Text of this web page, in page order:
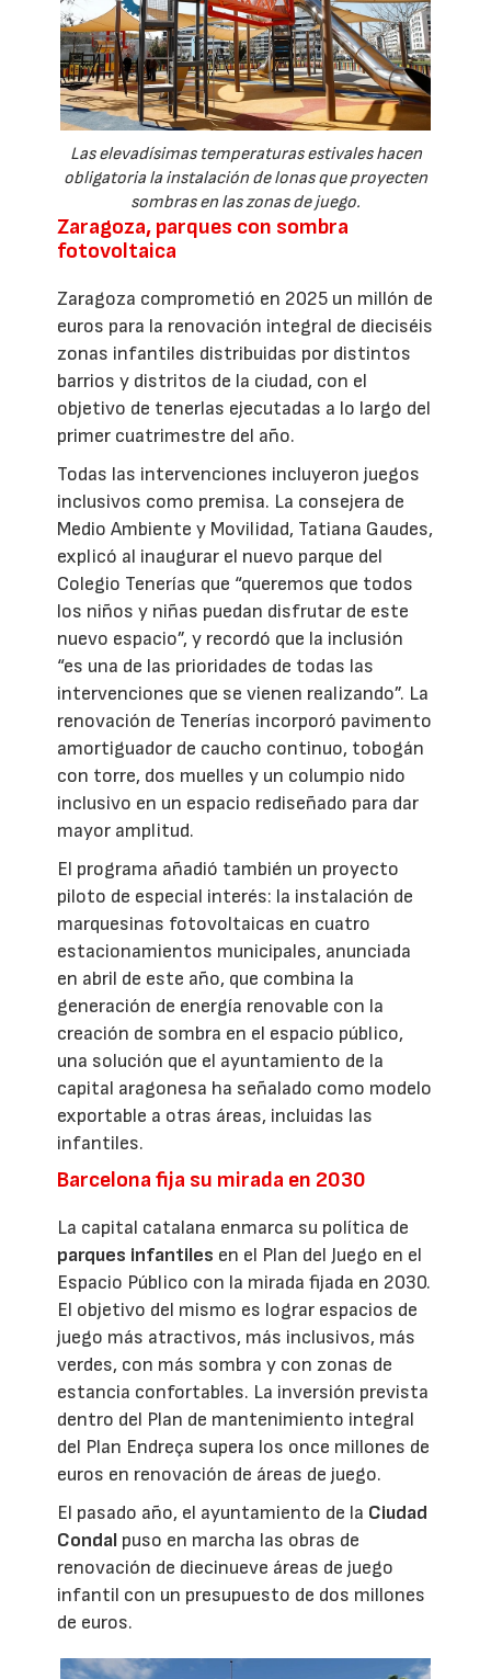
Las elevadísimas temperaturas estivales hacen
obligatoria la instalación de lonas que proyecten
sombras en las zonas de juego.
Zaragoza, parques con sombra
fotovoltaica
Zaragoza comprometió en 2025 un millón de
euros para la renovación integral de dieciséis
zonas infantiles distribuidas por distintos
barrios y distritos de la ciudad, con el
objetivo de tenerlas ejecutadas a lo largo del
primer cuatrimestre del año.
Todas las intervenciones incluyeron juegos
inclusivos como premisa. La consejera de
Medio Ambiente y Movilidad, Tatiana Gaudes,
explicó al inaugurar el nuevo parque del
Colegio Tenerías que “queremos que todos
los niños y niñas puedan disfrutar de este
nuevo espacio”, y recordó que la inclusión
“es una de las prioridades de todas las
intervenciones que se vienen realizando”. La
renovación de Tenerías incorporó pavimento
amortiguador de caucho continuo, tobogán
con torre, dos muelles y un columpio nido
inclusivo en un espacio rediseñado para dar
mayor amplitud.
El programa añadió también un proyecto
piloto de especial interés: la instalación de
marquesinas fotovoltaicas en cuatro
estacionamientos municipales, anunciada
en abril de este año, que combina la
generación de energía renovable con la
creación de sombra en el espacio público,
una solución que el ayuntamiento de la
capital aragonesa ha señalado como modelo
exportable a otras áreas, incluidas las
infantiles.
Barcelona fija su mirada en 2030
La capital catalana enmarca su política de
parques infantiles en el Plan del Juego en el
Espacio Público con la mirada fijada en 2030.
El objetivo del mismo es lograr espacios de
juego más atractivos, más inclusivos, más
verdes, con más sombra y con zonas de
estancia confortables. La inversión prevista
dentro del Plan de mantenimiento integral
del Plan Endreça supera los once millones de
euros en renovación de áreas de juego.
El pasado año, el ayuntamiento de la Ciudad
Condal puso en marcha las obras de
renovación de diecinueve áreas de juego
infantil con un presupuesto de dos millones
de euros.